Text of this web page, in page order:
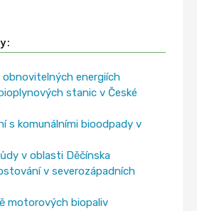
obnovitelných energiích
stanic v České
s komunálními bioodpady v
v oblasti Děčínska
v severozápadních
motorových biopaliv